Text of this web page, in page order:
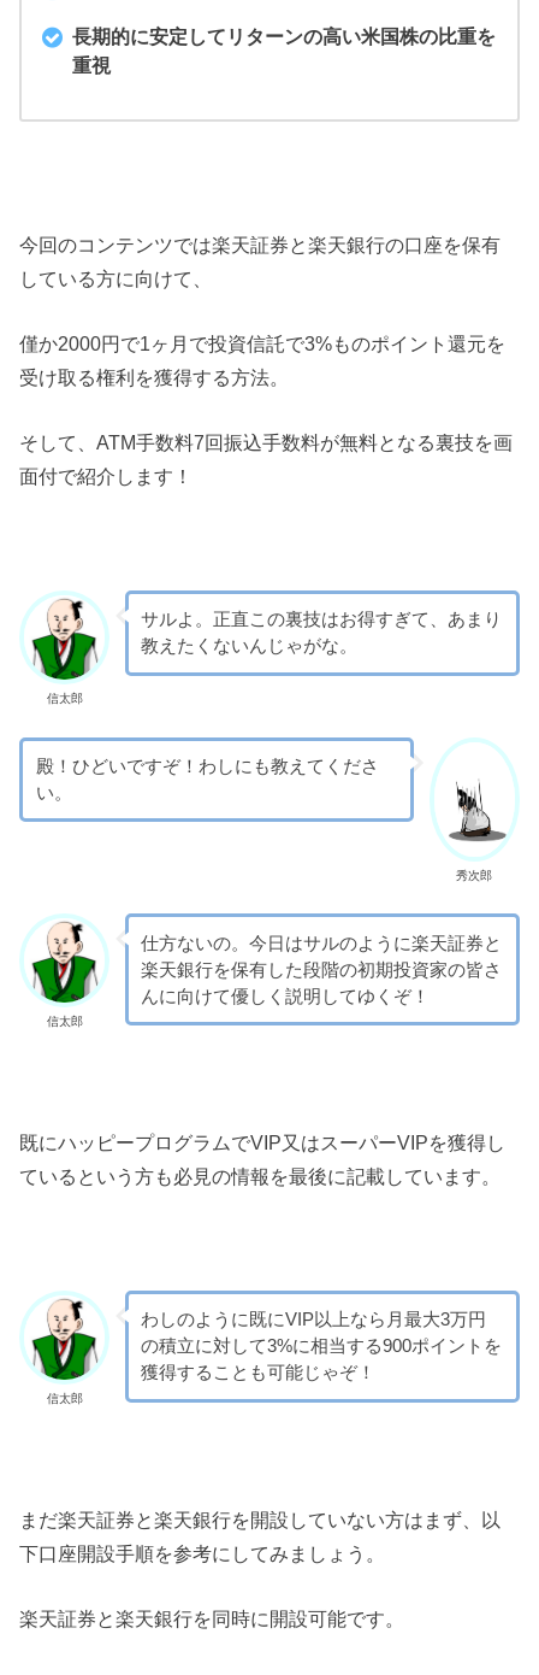
長期的に安定してリターンの高い米国株の比重を
重視
今回のコンテンツでは楽天証券と楽天銀行の口座を保有
している方に向けて、
僅か2000円で1ヶ月で投資信託で3%ものポイント還元を
受け取る権利を獲得する方法。
そして、ATM手数料7回振込手数料が無料となる裏技を画
面付で紹介します！
信太郎
サルよ。正直この裏技はお得すぎて、あまり
教えたくないんじゃがな。
秀次郎
殿！ひどいですぞ！わしにも教えてくださ
い。
信太郎
仕方ないの。今日はサルのように楽天証券と
楽天銀行を保有した段階の初期投資家の皆さ
んに向けて優しく説明してゆくぞ！
既にハッピープログラムでVIP又はスーパーVIPを獲得し
ているという方も必見の情報を最後に記載しています。
信太郎
わしのように既にVIP以上なら月最大3万円
の積立に対して3%に相当する900ポイントを
獲得することも可能じゃぞ！
まだ楽天証券と楽天銀行を開設していない方はまず、以
下口座開設手順を参考にしてみましょう。
楽天証券と楽天銀行を同時に開設可能です。